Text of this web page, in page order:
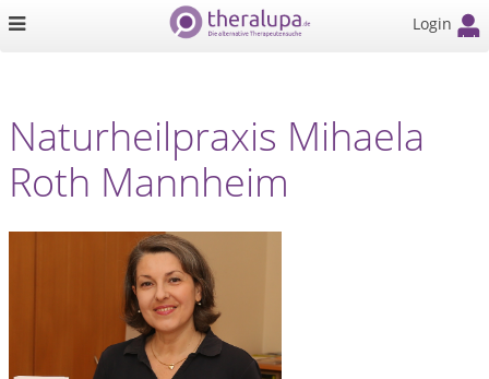
Login
Naturheilpraxis Mihaela
Roth Mannheim